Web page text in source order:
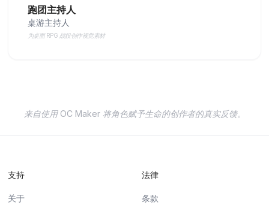
跑团主持人
桌游主持人
为桌面 RPG 战役创作视觉素材
来自使用 OC Maker 将角色赋予生命的创作者的真实反馈。
支持
关于
法律
条款